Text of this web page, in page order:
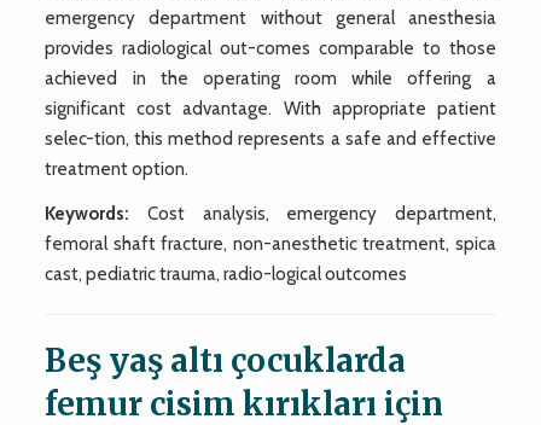
emergency department without general anesthesia
provides radiological out-comes comparable to those
achieved in the operating room while offering a
significant cost advantage. With appropriate patient
selec-tion, this method represents a safe and effective
treatment option.
Keywords: Cost analysis, emergency department,
femoral shaft fracture, non-anesthetic treatment, spica
cast, pediatric trauma, radio-logical outcomes
Beş yaş altı çocuklarda
femur cisim kırıkları için